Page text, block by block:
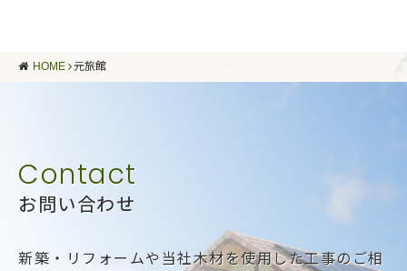
HOME 元旅館
お問い合わせ
新築・リフォームや当社木材を使用した工事のご相